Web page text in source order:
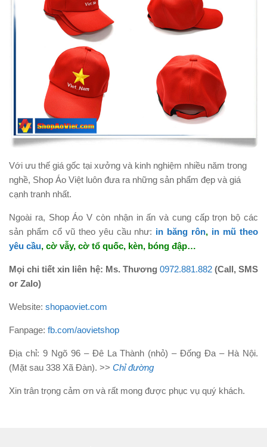
Với ưu thế giá gốc tại xưởng và kinh nghiệm nhiều năm trong
nghề, Shop Áo Việt luôn đưa ra những sản phẩm đẹp và giá
cạnh tranh nhất.
Ngoài ra, Shop Áo V còn nhận in ấn và cung cấp trọn bộ các
sản phẩm cổ vũ theo yêu cầu như: in băng rôn, in mũ theo
yêu cầu, cờ vẫy, cờ tổ quốc, kèn, bóng đập…
Mọi chi tiết xin liên hệ: Ms. Thương 0972.881.882(Call, SMS
or Zalo)
Website: shopaoviet.com
Fanpage: fb.com/aovietshop
Địa chỉ: 9 Ngõ 96 – Đê La Thành (nhỏ) – Đống Đa – Hà Nội.
(Mặt sau 338 Xã Đàn). >> Chỉ đường
Xin trân trọng cảm ơn và rất mong được phục vụ quý khách.